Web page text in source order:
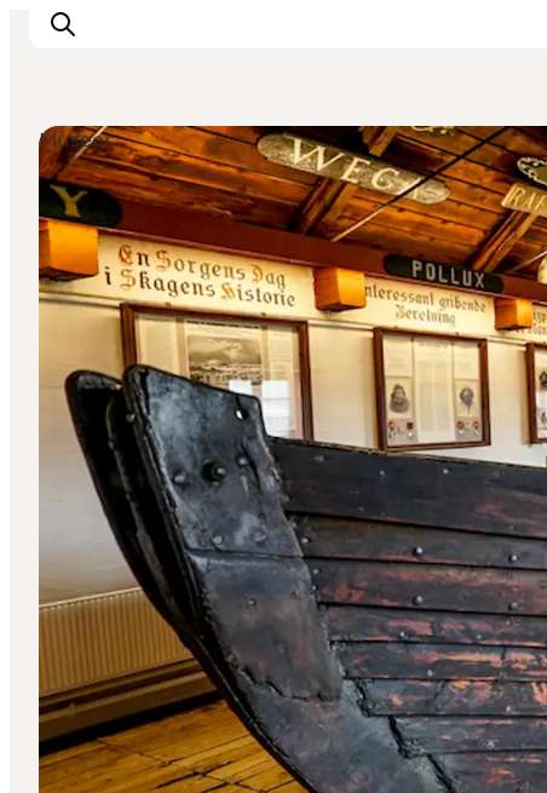
Oplevelser og aktiviteter
Planlæg din tur
Byer og steder
Guides
Det sker
For børn
Museer